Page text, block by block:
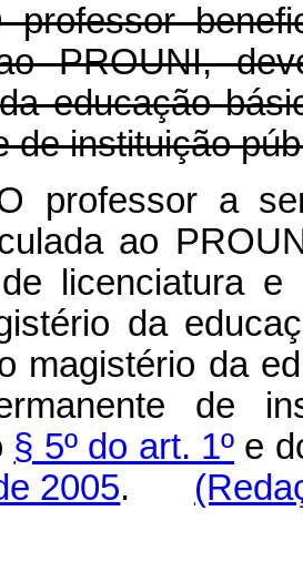
professor
PROUNI,
educação
de instituição
professor a
ao
licenciatura e
da
magistério da
de
§ 5º do art. 1º e
2005.